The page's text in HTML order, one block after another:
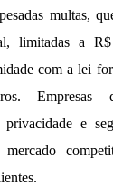
multas,
limitadas a
com a lei
Empresas
e
mercado